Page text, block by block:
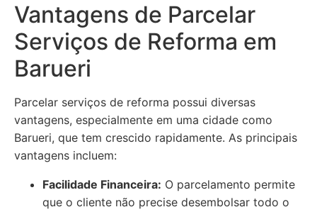
Vantagens de Parcelar
Serviços de Reforma em
Barueri
Parcelar serviços de reforma possui diversas
vantagens, especialmente em uma cidade como
Barueri, que tem crescido rapidamente. As principais
vantagens incluem:
Facilidade Financeira: O parcelamento permite
que o cliente não precise desembolsar todo o